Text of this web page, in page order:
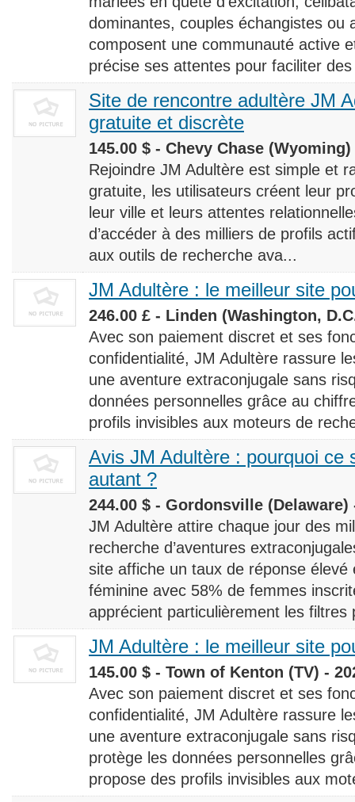
dominantes, couples échangistes ou
composent une communauté active
précise ses attentes pour faciliter
Site de rencontre adultère JM
gratuite et discrète
145.00 $ - Chevy Chase (Wyoming)
Rejoindre JM Adultère est simple et
gratuite, les utilisateurs créent leur
leur ville et leurs attentes
d’accéder à des milliers de profils
aux outils de recherche ava...
JM Adultère : le meilleur site
246.00 £ - Linden (Washington,
Avec son paiement discret et ses
confidentialité, JM Adultère rassure
une aventure extraconjugale sans
données personnelles grâce au
profils invisibles aux moteurs de
Avis JM Adultère : pourquoi ce
autant ?
244.00 $ - Gordonsville (Delaware)
JM Adultère attire chaque jour des
recherche d’aventures
site affiche un taux de réponse
féminine avec 58% de femmes
apprécient particulièrement les filtres
JM Adultère : le meilleur site
145.00 $ - Town of Kenton (TV) -
Avec son paiement discret et ses
confidentialité, JM Adultère rassure
une aventure extraconjugale sans
protège les données personnelles
propose des profils invisibles aux